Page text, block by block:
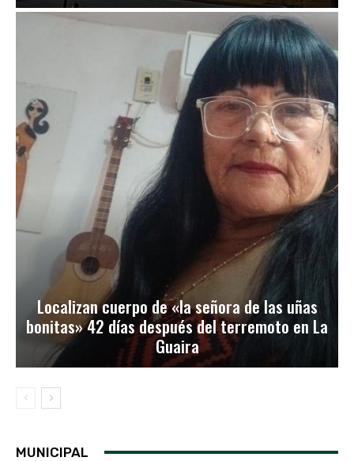
Localizan cuerpo de «la señora de las uñas
bonitas» 42 días después del terremoto en La
Guaira
MUNICIPAL